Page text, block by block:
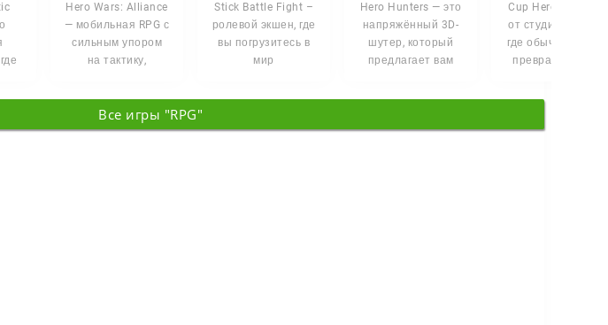
Hero Wars: Alliance
— мобильная RPG с
сильным упором
на тактику,
Stick Battle Fight –
ролевой экшен, где
вы погрузитесь в
мир
Hero Hunters — это
напряжённый 3D-
шутер, который
предлагает вам
Cup Heroes — игра
от студии Voodoo,
где обычные кубки
превращаются в
Все игры "RPG"